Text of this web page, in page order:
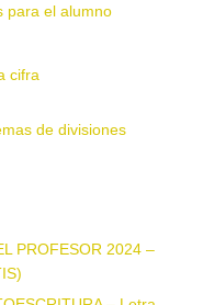
para el alumno
cifra
de divisiones
PROFESOR 2024 –